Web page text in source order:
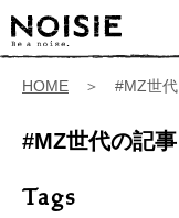
HOME ＞ #MZ世代
#MZ世代の記事
Tags